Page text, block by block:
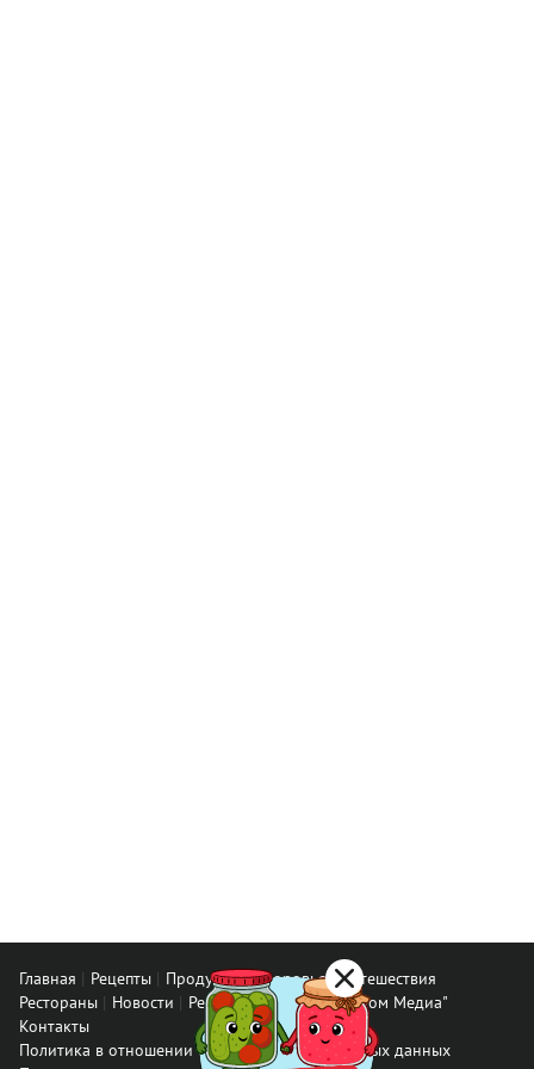
Главная Рецепты Продукты Здоровье
Путешествия
Рестораны
Новости
Реклама в ООО "Гастроном Медиа"
Контакты
Политика в отношении обработки персональных данных